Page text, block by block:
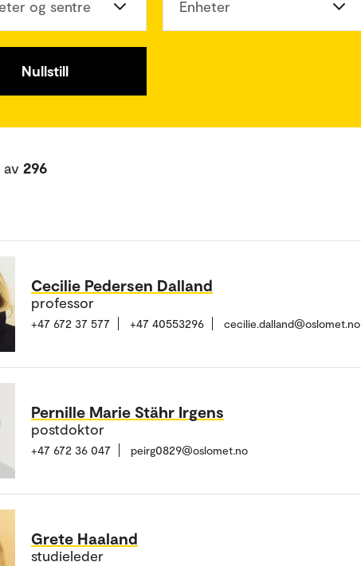
og sentre Enheter
Nullstill
av 296
Cecilie Pedersen Dalland
professor
+47 672 37 577 +47 40553296 cecilie.dalland@oslomet.no
Pernille Marie Stähr Irgens
postdoktor
+47 672 36 047 peirg0829@oslomet.no
Grete Haaland
studieleder